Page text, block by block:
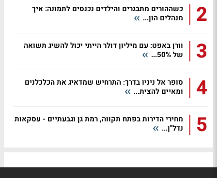
2
כשההורים מתבגרים והילדים נכנסים לתמונה: איך
מנהלים הון...
3
וורן באפט: עם מיליון דולר הייתי יכול להשיג תשואה
של 50%...
4
סופר אל ניניו בדרך: התרחיש שמדאיג את הכלכלנים
ומאיים להצית...
5
מחירי הדירות בפתח תקווה, רמת גן וגבעתיים - עסקאות
נדל"ן...